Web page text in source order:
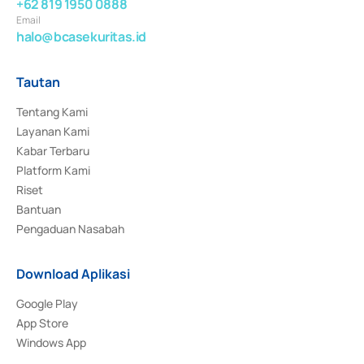
+62 819 1950 0888
Email
halo@bcasekuritas.id
Tautan
Tentang Kami
Layanan Kami
Kabar Terbaru
Platform Kami
Riset
Bantuan
Pengaduan Nasabah
Download Aplikasi
Google Play
App Store
Windows App